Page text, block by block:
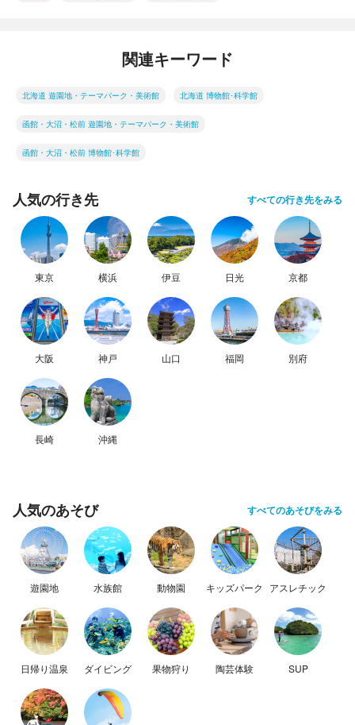
関連キーワード
北海道 遊園地・テーマパーク・美術館 北海道 博物館･科学館
函館・大沼・松前 遊園地・テーマパーク・美術館
函館・大沼・松前 博物館･科学館
人気の行き先 すべての行き先をみる
東京 横浜 伊豆 日光 京都
大阪 神戸 山口 福岡 別府
長崎 沖縄
人気のあそび すべてのあそびをみる
遊園地 水族館 動物園 キッズパーク アスレチック
日帰り温泉 ダイビング 果物狩り 陶芸体験 SUP